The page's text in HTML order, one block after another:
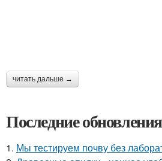
читать дальше →
Последние
1. Мы тестируем почву без